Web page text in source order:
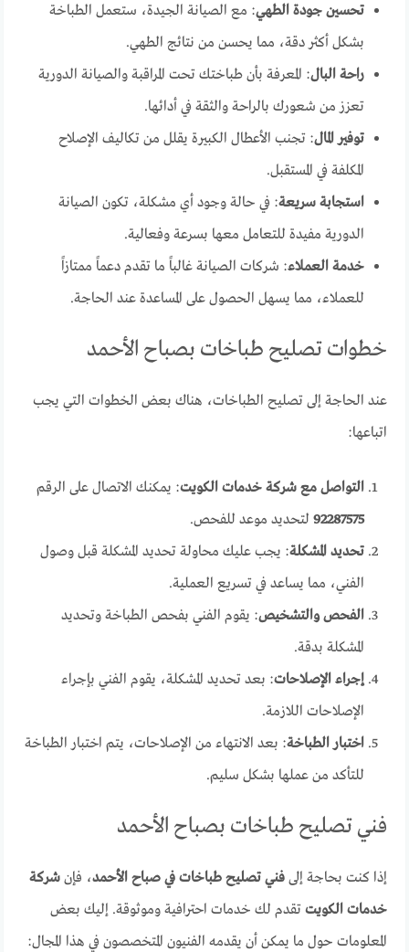
تحسين جودة الطهي: مع الصيانة الجيدة، ستعمل الطباخة
بشكل أكثر دقة، مما يحسن من نتائج الطهي.
راحة البال: المعرفة بأن طباختك تحت المراقبة والصيانة الدورية
تعزز من شعورك بالراحة والثقة في أدائها.
توفير المال: تجنب الأعطال الكبيرة يقلل من تكاليف الإصلاح
المكلفة في المستقبل.
استجابة سريعة: في حالة وجود أي مشكلة، تكون الصيانة
الدورية مفيدة للتعامل معها بسرعة وفعالية.
خدمة العملاء: شركات الصيانة غالباً ما تقدم دعماً ممتازاً
للعملاء، مما يسهل الحصول على المساعدة عند الحاجة.
خطوات تصليح طباخات بصباح الأحمد
عند الحاجة إلى تصليح الطباخات، هناك بعض الخطوات التي يجب
اتباعها:
التواصل مع شركة خدمات الكويت: يمكنك الاتصال على الرقم
92287575 لتحديد موعد للفحص.
تحديد المشكلة: يجب عليك محاولة تحديد المشكلة قبل وصول
الفني، مما يساعد في تسريع العملية.
الفحص والتشخيص: يقوم الفني بفحص الطباخة وتحديد
المشكلة بدقة.
إجراء الإصلاحات: بعد تحديد المشكلة، يقوم الفني بإجراء
الإصلاحات اللازمة.
اختبار الطباخة: بعد الانتهاء من الإصلاحات، يتم اختبار الطباخة
للتأكد من عملها بشكل سليم.
فني تصليح طباخات بصباح الأحمد
إذا كنت بحاجة إلىفني تصليح طباخات في صباح الأحمد، فإنشركة
خدمات الكويت تقدم لك خدمات احترافية وموثوقة. إليك بعض
المعلومات حول ما يمكن أن يقدمه الفنيون المتخصصون في هذا المجال: